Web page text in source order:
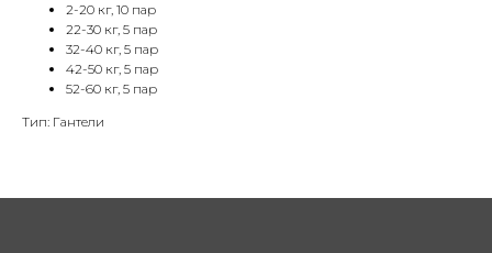
2-20 кг, 10 пар
22-30 кг, 5 пар
32-40 кг, 5 пар
42-50 кг, 5 пар
52-60 кг, 5 пар
Тип: Гантели